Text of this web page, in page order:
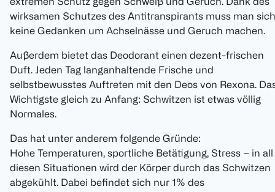
wirksamen Schutzes des Antitranspirants muss man sich
keine Gedanken um Achselnässe und Geruch machen.
Außerdem bietet das Deodorant einen dezent-frischen
Duft. Jeden Tag langanhaltende Frische und
selbstbewusstes Auftreten mit den Deos von Rexona.
Wichtigste gleich zu Anfang: Schwitzen ist etwas völlig
Normales.
Das hat unter anderem folgende Gründe:
Hohe Temperaturen, sportliche Betätigung, Stress – in all
diesen Situationen wird der Körper durch das Schwitzen
abgekühlt. Dabei befindet sich nur 1% des